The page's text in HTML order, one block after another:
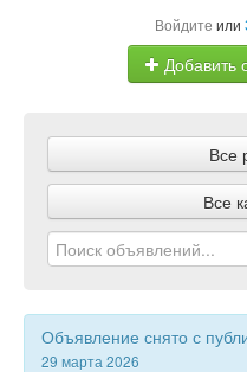
Войдите или
Добавить
Все
Все
Объявление снято с
29 марта 2026